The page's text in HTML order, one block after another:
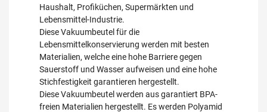
Haushalt, Profiküchen, Supermärkten und
Lebensmittel-Industrie.
Diese Vakuumbeutel für die
Lebensmittelkonservierung werden mit besten
Materialien, welche eine hohe Barriere gegen
Sauerstoff und Wasser aufweisen und eine hohe
Stichfestigkeit garantieren hergestellt.
Diese Vakuumbeutel werden aus garantiert BPA-
freien Materialien hergestellt. Es werden Polyamid